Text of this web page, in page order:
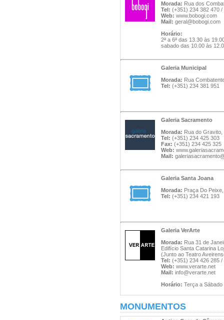
Morada: Rua dos
Tel: (+351) 234 382 470
Web: www.bobogi.com
Mail: geral@bobogi.com
Horário:
2ª a 6ª das 13.30 às
sabado das 10.00 às
Galeria Municipal
Morada: Rua
Tel: (+351) 234 381 951
Galeria Sacramento
Morada: Rua do Gravito,
Tel: (+351) 234 425 303
Fax: (+351) 234 425 325
Web:
Mail:
Galeria Santa Joana
Morada: Praça Do
Tel: (+351) 234 421 193
Galeria VerArte
Morada: Rua 31 de
Edifício Santa Catarina
(Junto ao Teatro
Tel: (+351) 234 426 285
Web: www.verarte.net
Mail: info@verarte.net
Horário: Terça a
MONUMENTOS